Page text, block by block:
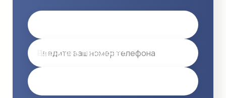
Ваш номер телефона *